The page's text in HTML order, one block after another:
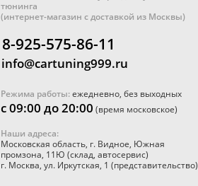
тюнинга
(интернет-магазин с доставкой из Москвы)
8-925-575-86-11
info@cartuning999.ru
Режима работы:ежедневно, без выходных
с 09:00 до 20:00 (время московское)
Наши адреса:
Московская область, г. Видное, Южная
промзона, 11Ю (склад, автосервис)
г. Москва, ул. Иркутская, 1 (представительство)